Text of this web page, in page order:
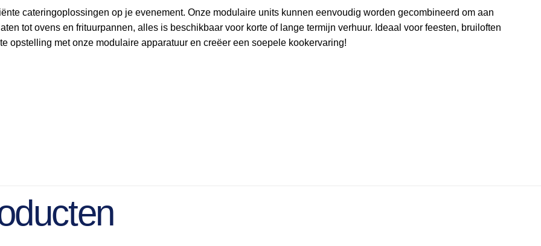
cateringoplossingen op je evenement. Onze modulaire units kunnen eenvoudig worden gecombineerd om aan
tot ovens en frituurpannen, alles is beschikbaar voor korte of lange termijn verhuur. Ideaal voor feesten, bruiloften
opstelling met onze modulaire apparatuur en creëer een soepele kookervaring!